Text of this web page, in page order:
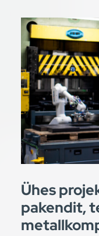
Ühes
pakendit,